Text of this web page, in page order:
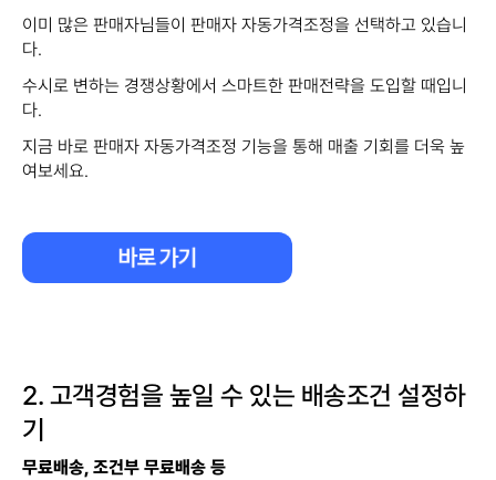
이미 많은 판매자님들이 판매자 자동가격조정을 선택하고 있습니
다.
수시로 변하는 경쟁상황에서 스마트한 판매전략을 도입할 때입니
다.​
지금 바로 판매자 자동가격조정 기능을 통해 매출 기회를 더욱 높
여보세요.
2. 고객경험을 높일 수 있는 배송조건 설정하
기
무료배송, 조건부 무료배송 등